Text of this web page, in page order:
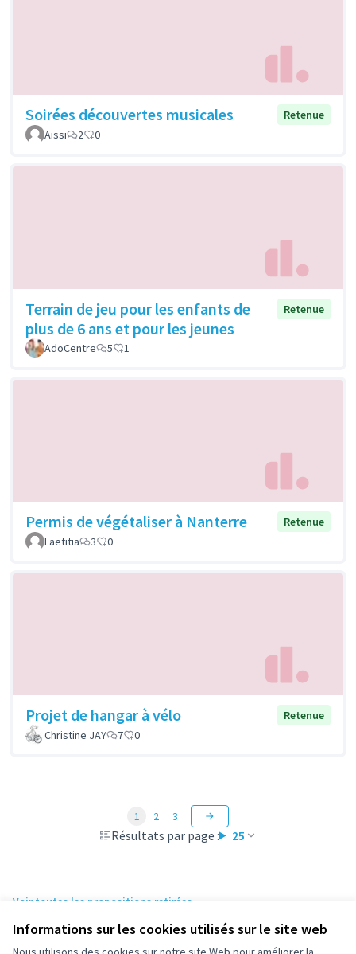
Informations sur les cookies utilisés sur le site web
Soirées découvertes musicales
Retenue
Aïssi
2 0
Terrain de jeu pour les enfants de
plus de 6 ans et pour les jeunes
Retenue
AdoCentre 5 1
Permis de végétaliser à Nanterre
Retenue
Laetitia
3 0
Projet de hangar à vélo
Retenue
Christine JAY
7 0
Résultats par page : 25
1 2 3
Voir toutes les propositions retirées